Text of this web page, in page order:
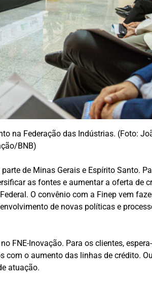
na Federação das Indústrias. (Foto:
BNB)
de Minas Gerais e Espírito Santo.
as fontes e aumentar a oferta de
O convênio com a Finep vem
de novas políticas e
Inovação. Para os clientes,
o aumento das linhas de crédito.
atuação.